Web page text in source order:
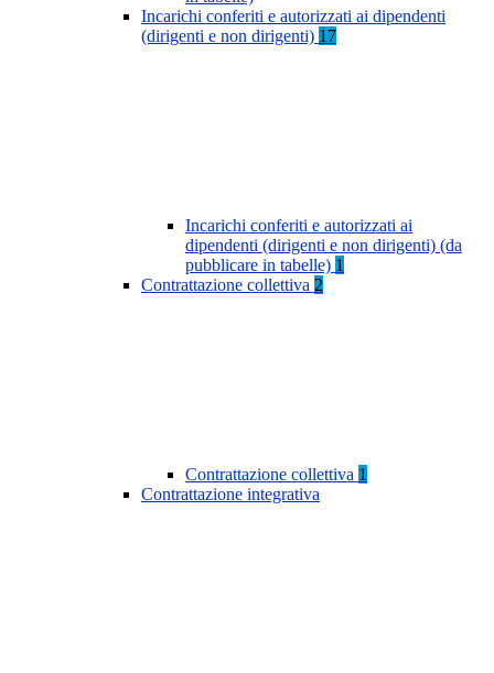
Incarichi conferiti e autorizzati ai dipendenti
(dirigenti e non dirigenti) 17
Incarichi conferiti e autorizzati ai
dipendenti (dirigenti e non dirigenti) (da
pubblicare in tabelle) 1
Contrattazione collettiva 2
Contrattazione collettiva 1
Contrattazione integrativa